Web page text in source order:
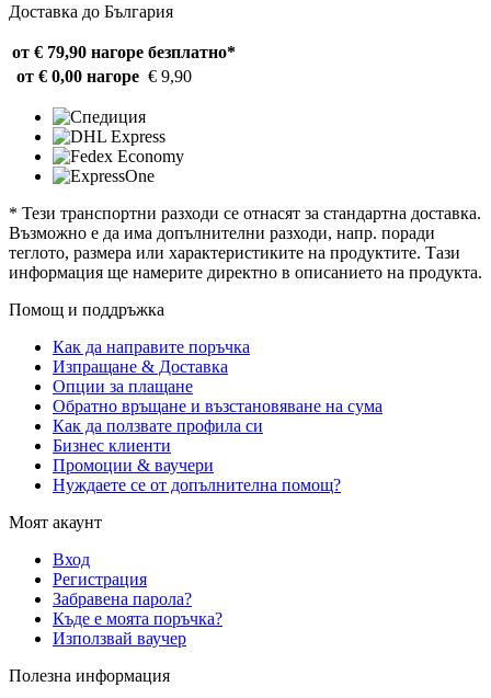
Доставка до България
от € 79,90 нагоре безплатно*
от € 0,00 нагоре € 9,90
* Тези транспортни разходи се отнасят за стандартна доставка.
Възможно е да има допълнителни разходи, напр. поради
теглото, размера или характеристиките на продуктите. Тази
информация ще намерите директно в описанието на продукта.
Помощ и поддръжка
Как да направите поръчка
Изпращане & Доставка
Опции за плащане
Обратно връщане и възстановяване на сума
Как да ползвате профила си
Бизнес клиенти
Промоции & ваучери
Нуждаете се от допълнителна помощ?
Моят акаунт
Вход
Регистрация
Забравена парола?
Къде е моята поръчка?
Използвай ваучер
Полезна информация